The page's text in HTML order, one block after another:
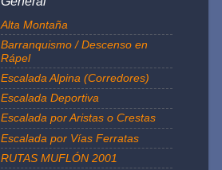
Alta Montaña
Barranquismo / Descenso en
Rápel
Escalada Alpina (Corredores)
Escalada Deportiva
Escalada por Aristas o Crestas
Escalada por Vías Ferratas
RUTAS MUFLÓN 2001